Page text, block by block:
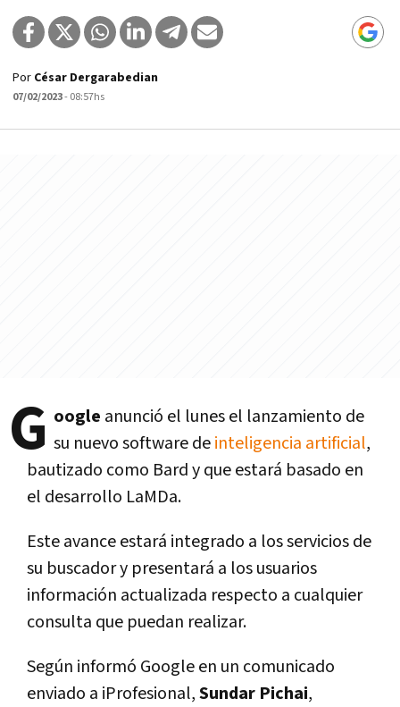
Por César Dergarabedian
07/02/2023- 08:57hs
G oogle anunció el lunes el lanzamiento de
su nuevo software deinteligencia artificial,
bautizado como Bard y que estará basado en
el desarrollo LaMDa.
Este avance estará integrado a los servicios de
su buscador y presentará a los usuarios
información actualizada respecto a cualquier
consulta que puedan realizar.
Según informó Google en un comunicado
enviado a iProfesional,Sundar Pichai,